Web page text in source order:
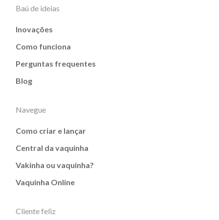
Baú de ideias
Inovações
Como funciona
Perguntas frequentes
Blog
Navegue
Como criar e lançar
Central da vaquinha
Vakinha ou vaquinha?
Vaquinha Online
Cliente feliz